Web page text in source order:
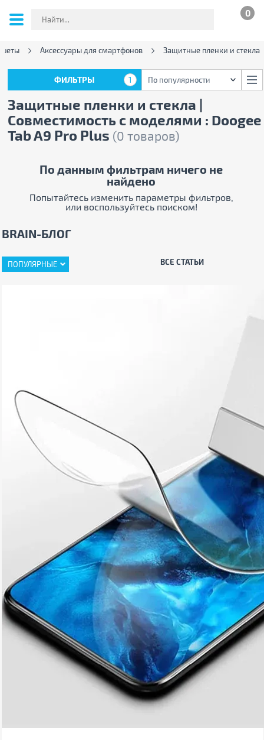
0
Аксессуары для смартфонов Защитные пленки и стекла
Защитные пленки и стекла |
Совместимость с моделями : Doogee
Tab A9 Pro Plus (0 товаров)
ФИЛЬТРЫ 1 По популярности
По данным фильтрам ничего не
найдено
Попытайтесь изменить параметры фильтров,
или воспользуйтесь поиском!
BRAIN-БЛОГ
ПОПУЛЯРНЫЕ ВСЕ СТАТЬИ
ФИЛЬТРЫ 1 По популярности